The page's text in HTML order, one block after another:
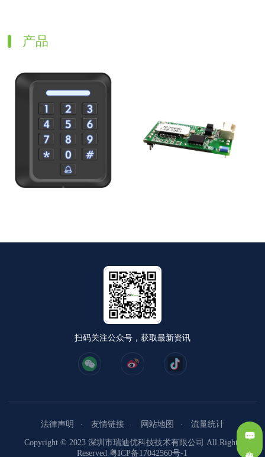
产品
扫码关注公众号，获取最新资讯
法律声明 友情链接 网站地图 流量统计
Copyright © 2023 深圳市瑞迪优科技技术有限公司 All Rights
Reserved.粤ICP备17042560号-1